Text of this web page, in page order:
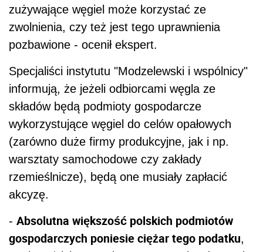
zużywające węgiel może korzystać ze
zwolnienia, czy też jest tego uprawnienia
pozbawione - ocenił ekspert.
Specjaliści instytutu "Modzelewski i wspólnicy"
informują, że jeżeli odbiorcami węgla ze
składów będą podmioty gospodarcze
wykorzystujące węgiel do celów opałowych
(zarówno duże firmy produkcyjne, jak i np.
warsztaty samochodowe czy zakłady
rzemieślnicze), będą one musiały zapłacić
akcyzę.
- Absolutna większość polskich podmiotów
gospodarczych poniesie ciężar tego podatku,